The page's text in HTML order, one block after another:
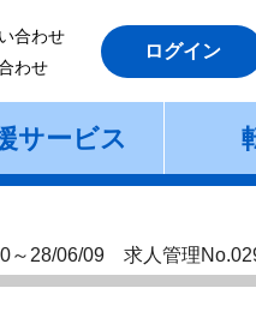
合わせ
わせ
ログイン
サービス
～28/06/09 求人管理